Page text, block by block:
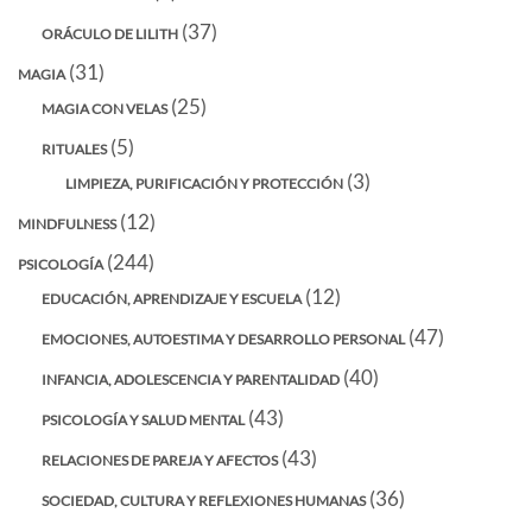
ORÁCULO DE LILITH (37)
MAGIA (31)
MAGIA CON VELAS(25)
RITUALES(5)
LIMPIEZA, PURIFICACIÓN Y PROTECCIÓN (3)
MINDFULNESS(12)
PSICOLOGÍA (244)
EDUCACIÓN, APRENDIZAJE Y ESCUELA (12)
EMOCIONES, AUTOESTIMA Y DESARROLLO PERSONAL(47)
INFANCIA, ADOLESCENCIA Y PARENTALIDAD (40)
PSICOLOGÍA Y SALUD MENTAL(43)
RELACIONES DE PAREJA Y AFECTOS(43)
SOCIEDAD, CULTURA Y REFLEXIONES HUMANAS(36)